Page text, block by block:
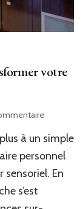
votre
sur
meilleurs
à un simple
personnel
En
s’est